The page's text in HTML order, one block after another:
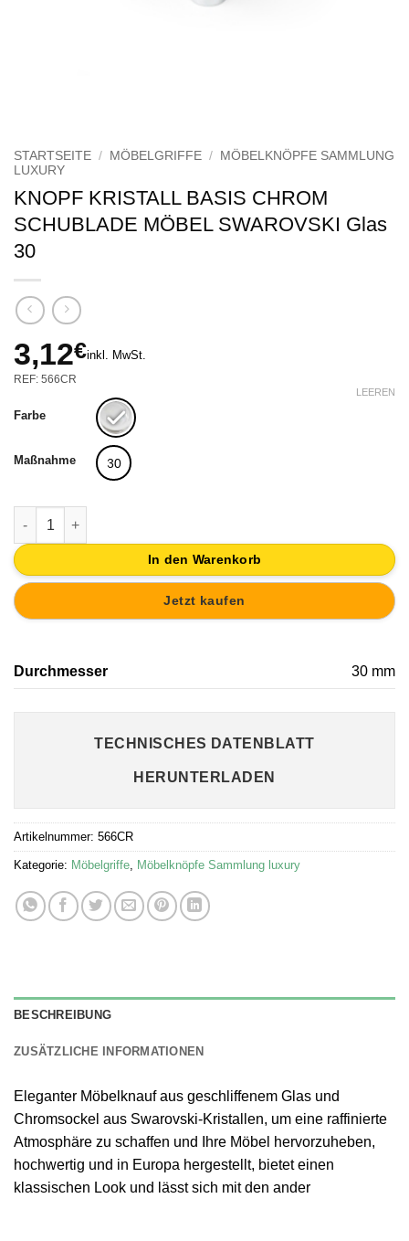
STARTSEITE / MÖBELGRIFFE /
MÖBELKNÖPFE SAMMLUNG
LUXURY
KNOPF KRISTALL BASIS CHROM
SCHUBLADE MÖBEL SWAROVSKI Glas
30
3,12€inkl. MwSt.
REF: 566CR
Farbe
Maßnahme 30
LEEREN
KNOPF KRISTALL BASIS CHROM SCHUBLADE MÖBEL
In den Warenkorb
Jetzt kaufen
Durchmesser 30 mm
TECHNISCHES DATENBLATT
HERUNTERLADEN
Artikelnummer: 566CR
Kategorie: Möbelgriffe, Möbelknöpfe Sammlung luxury
BESCHREIBUNG
ZUSÄTZLICHE INFORMATIONEN
Eleganter Möbelknauf aus geschliffenem Glas und
Chromsockel aus Swarovski-Kristallen, um eine raffinierte
Atmosphäre zu schaffen und Ihre Möbel hervorzuheben,
hochwertig und in Europa hergestellt, bietet einen
klassischen Look und lässt sich mit den ander